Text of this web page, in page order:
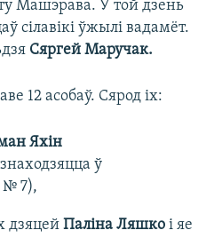
Машэрава. У той дзень
сілавікі ўжылі вадамёт.
Сяргей Маручак.
12 асобаў. Сярод іх:
Яхін
ў
№ 7),
дзяцей Паліна Ляшкоі яе